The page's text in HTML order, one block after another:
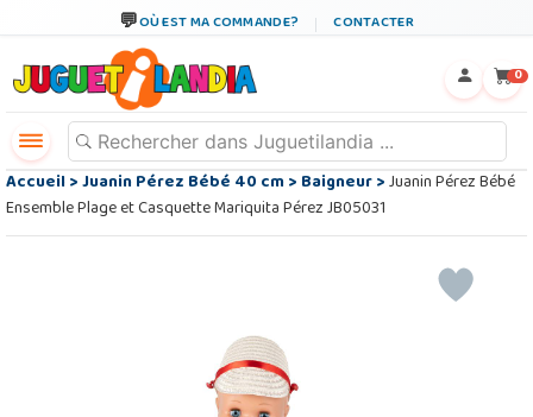
OÙ EST MA COMMANDE? CONTACTER
0
Accueil>Juanin Pérez Bébé 40 cm>Baigneur>Juanin Pérez Bébé
Ensemble Plage et Casquette Mariquita Pérez JB05031